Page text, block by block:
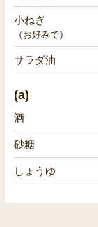
小ねぎ
（お好みで）
サラダ油
(a)
酒
砂糖
しょうゆ